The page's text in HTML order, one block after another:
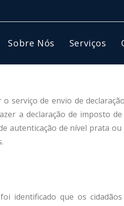
Sobre Nós Serviços
serviço de envio de
a declaração de imposto
autenticação de nível prata ou
identificado que os cidadãos